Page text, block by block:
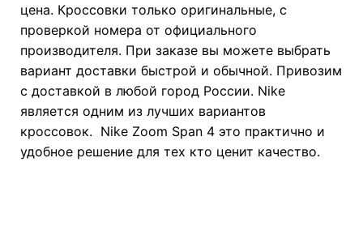
цена. Кроссовки только оригинальные, с
проверкой номера от официального
производителя. При заказе вы можете выбрать
вариант доставки быстрой и обычной. Привозим
с доставкой в любой город России. Nike
является одним из лучших вариантов
кроссовок. Nike Zoom Span 4 это практично и
удобное решение для тех кто ценит качество.